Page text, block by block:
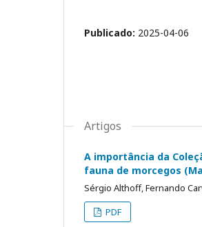
Publicado: 2025-04-06
Artigos
A importância da
fauna de morcegos
Sérgio Althoff, Fernando
PDF